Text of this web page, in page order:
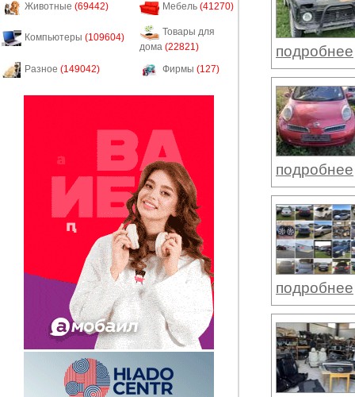
Животные (69442) Мебель (41270)
Компьютеры (109604)
Товары для
дома (22821)
Разное (149042) Фирмы (127)
подробнее
подробнее
подробнее